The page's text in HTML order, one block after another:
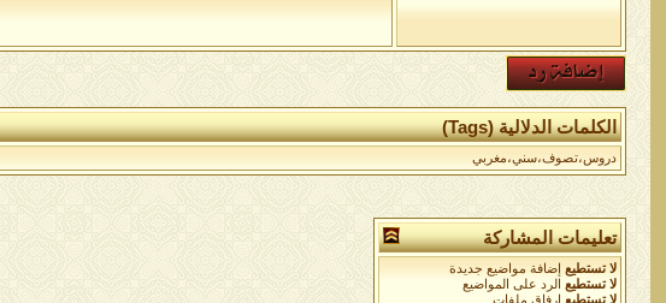
الكلمات الدلالية (Tags)
دروس،تصوف،سني،مغربي
تعليمات المشاركة
لا تستطيع
إضافة مواضيع جديدة
لا تستطيع
الرد على المواضيع
لا تستطيع
إرفاق ملفات